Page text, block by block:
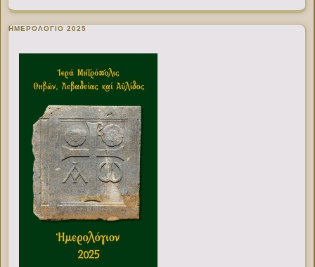
ΗΜΕΡΟΛΟΓΙΟ 2025